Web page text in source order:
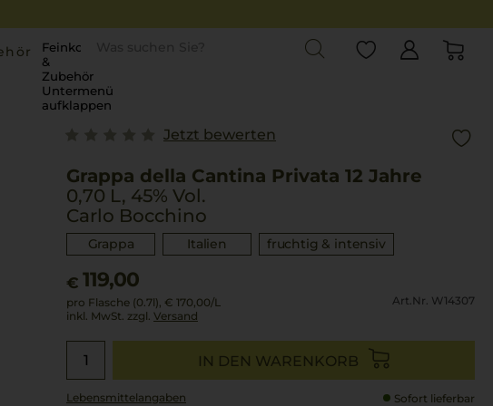
Feinkost
&
Zubehör
Untermenü
aufklappen
Jetzt bewerten
Grappa della Cantina Privata 12 Jahre
0,70 L, 45% Vol.
Carlo Bocchino
Grappa Italien fruchtig & intensiv
€ 119,00
pro Flasche (0.7l), € 170,00/L
inkl. MwSt. zzgl. Versand
Art.Nr. W14307
IN DEN WARENKORB
Lebensmittel­angaben Sofort lieferbar